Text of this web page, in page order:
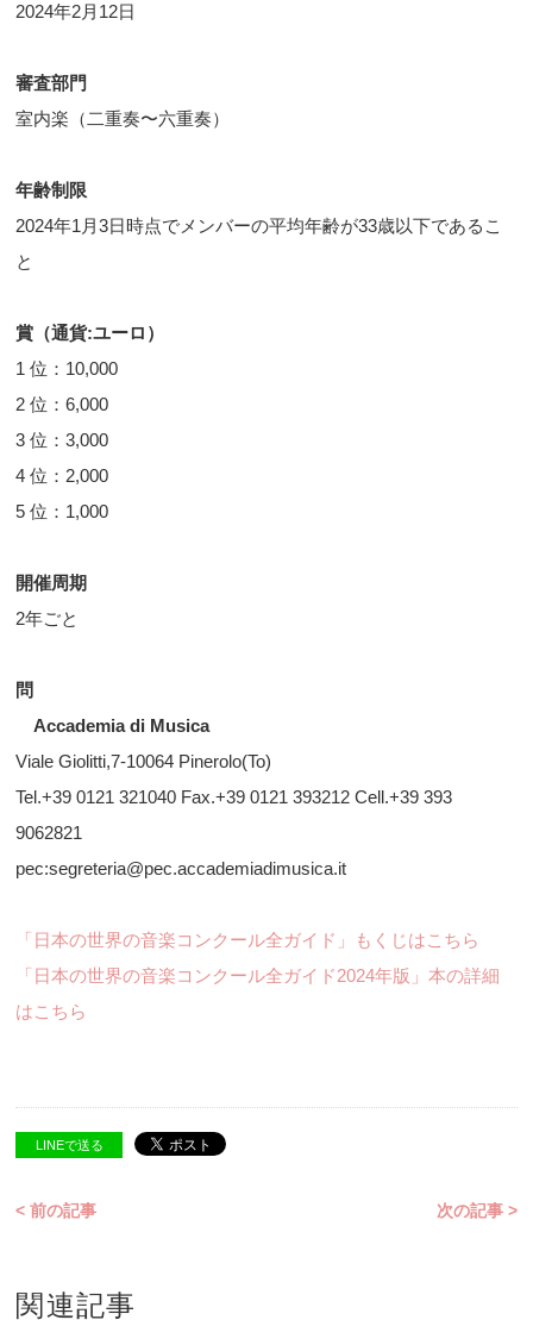
2024年2月12日
審査部門
室内楽（二重奏〜六重奏）
年齢制限
2024年1月3日時点でメンバーの平均年齢が33歳以下であるこ
と
賞（通貨:ユーロ）
1 位：10,000
2 位：6,000
3 位：3,000
4 位：2,000
5 位：1,000
開催周期
2年ごと
問
Accademia di Musica
Viale Giolitti,7-10064 Pinerolo(To)
Tel.+39 0121 321040 Fax.+39 0121 393212 Cell.+39 393
9062821
pec:segreteria@pec.accademiadimusica.it
「日本の世界の音楽コンクール全ガイド」もくじはこちら
「日本の世界の音楽コンクール全ガイド2024年版」本の詳細
はこちら
LINEで送る
< 前の記事 次の記事 >
関連記事